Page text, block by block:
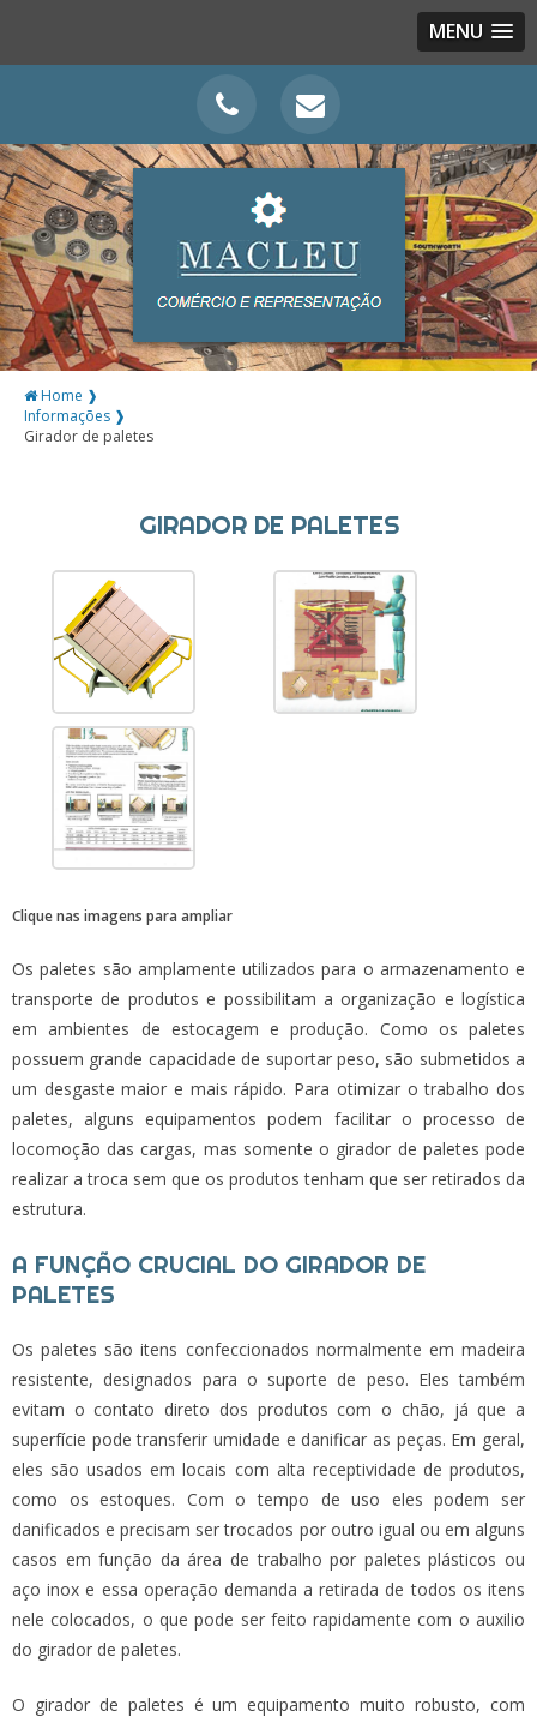
MENU
Home ❱
Informações ❱
Girador de paletes
GIRADOR DE PALETES
Clique nas imagens para ampliar
Os paletes são amplamente utilizados para o armazenamento e
transporte de produtos e possibilitam a organização e logística
em ambientes de estocagem e produção. Como os paletes
possuem grande capacidade de suportar peso, são submetidos a
um desgaste maior e mais rápido. Para otimizar o trabalho dos
paletes, alguns equipamentos podem facilitar o processo de
locomoção das cargas, mas somente o girador de paletes pode
realizar a troca sem que os produtos tenham que ser retirados da
estrutura.
A FUNÇÃO CRUCIAL DO GIRADOR DE
PALETES
Os paletes são itens confeccionados normalmente em madeira
resistente, designados para o suporte de peso. Eles também
evitam o contato direto dos produtos com o chão, já que a
superfície pode transferir umidade e danificar as peças. Em geral,
eles são usados em locais com alta receptividade de produtos,
como os estoques. Com o tempo de uso eles podem ser
danificados e precisam ser trocados por outro igual ou em alguns
casos em função da área de trabalho por paletes plásticos ou
aço inox e essa operação demanda a retirada de todos os itens
nele colocados, o que pode ser feito rapidamente com o auxilio
do girador de paletes.
O girador de paletes é um equipamento muito robusto, com